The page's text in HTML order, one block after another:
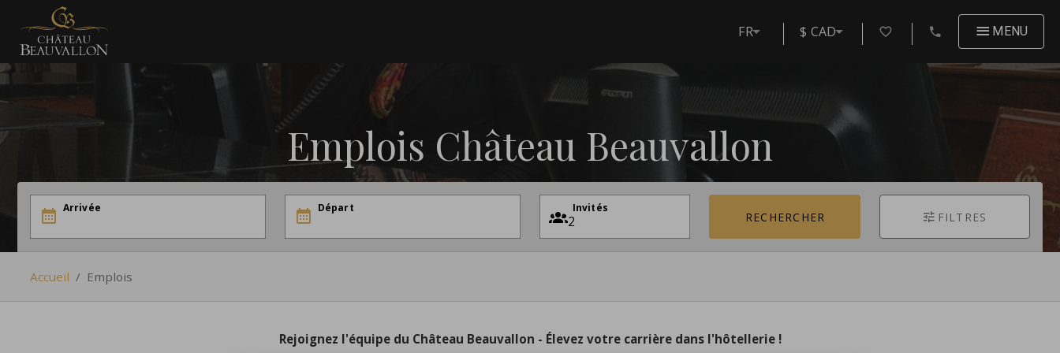
FR $ CAD MENU
Emplois Château Beauvallon
Arrivée Départ Invités
RECHERCHER FILTRES
Accueil / Emplois
Rejoignez l'équipe du Château Beauvallon - Élevez votre carrière dans l'hôtellerie !